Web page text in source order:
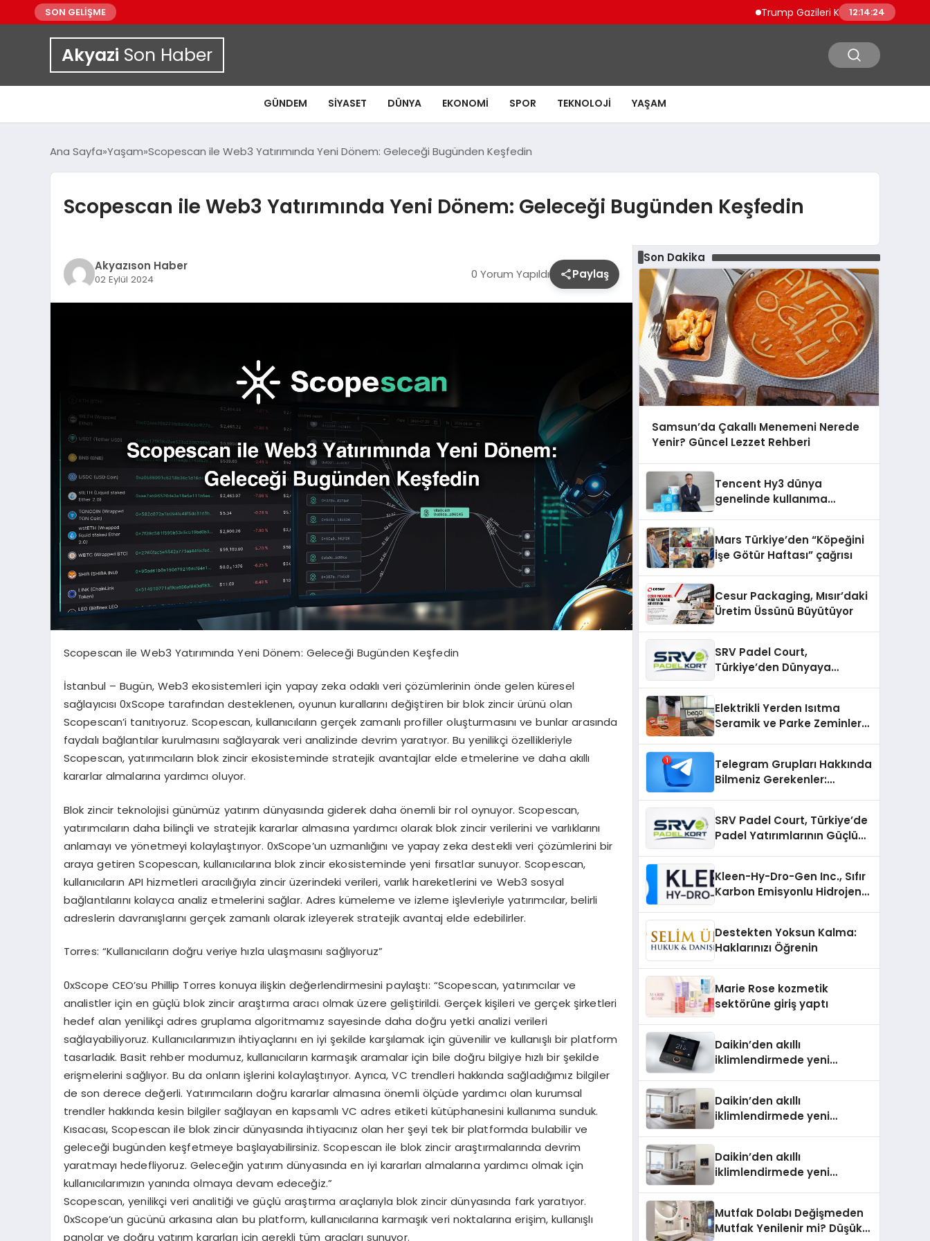
SON GELİŞME Trump Gazileri Kamyon Şoförü
12:14:25
Akyazi Son Haber
GÜNDEM SIYASET DÜNYA EKONOMI SPOR TEKNOLOJI YAŞAM
Ana Sayfa Yaşam Scopescan ile Web3 Yatırımında Yeni Dönem: Geleceği Bugünden Keşfedin
Scopescan ile Web3 Yatırımında Yeni Dönem: Geleceği Bugünden Keşfedin
Akyazıson Haber
02 Eylül 2024 0 Yorum Yapıldı Paylaş
Scopescan ile Web3 Yatırımında Yeni Dönem: Geleceği Bugünden Keşfedin
İstanbul – Bugün, Web3 ekosistemleri için yapay zeka odaklı veri çözümlerinin önde gelen küresel
sağlayıcısı 0xScope tarafından desteklenen, oyunun kurallarını değiştiren bir blok zincir ürünü olan
Scopescan’i tanıtıyoruz. Scopescan, kullanıcıların gerçek zamanlı profiller oluşturmasını ve bunlar arasında
faydalı bağlantılar kurulmasını sağlayarak veri analizinde devrim yaratıyor. Bu yenilikçi özellikleriyle
Scopescan, yatırımcıların blok zincir ekosisteminde stratejik avantajlar elde etmelerine ve daha akıllı
kararlar almalarına yardımcı oluyor.
Blok zincir teknolojisi günümüz yatırım dünyasında giderek daha önemli bir rol oynuyor. Scopescan,
yatırımcıların daha bilinçli ve stratejik kararlar almasına yardımcı olarak blok zincir verilerini ve varlıklarını
anlamayı ve yönetmeyi kolaylaştırıyor. 0xScope’un uzmanlığını ve yapay zeka destekli veri çözümlerini bir
araya getiren Scopescan, kullanıcılarına blok zincir ekosisteminde yeni fırsatlar sunuyor. Scopescan,
kullanıcıların API hizmetleri aracılığıyla zincir üzerindeki verileri, varlık hareketlerini ve Web3 sosyal
bağlantılarını kolayca analiz etmelerini sağlar. Adres kümeleme ve izleme işlevleriyle yatırımcılar, belirli
adreslerin davranışlarını gerçek zamanlı olarak izleyerek stratejik avantaj elde edebilirler.
Torres: “Kullanıcıların doğru veriye hızla ulaşmasını sağlıyoruz”
0xScope CEO’su Phillip Torres konuya ilişkin değerlendirmesini paylaştı: “Scopescan, yatırımcılar ve
analistler için en güçlü blok zincir araştırma aracı olmak üzere geliştirildi. Gerçek kişileri ve gerçek şirketleri
hedef alan yenilikçi adres gruplama algoritmamız sayesinde daha doğru yetki analizi verileri
sağlayabiliyoruz. Kullanıcılarımızın ihtiyaçlarını en iyi şekilde karşılamak için güvenilir ve kullanışlı bir platform
tasarladık. Basit rehber modumuz, kullanıcıların karmaşık aramalar için bile doğru bilgiye hızlı bir şekilde
erişmelerini sağlıyor. Bu da onların işlerini kolaylaştırıyor. Ayrıca, VC trendleri hakkında sağladığımız bilgiler
de son derece değerli. Yatırımcıların doğru kararlar almasına önemli ölçüde yardımcı olan kurumsal
trendler hakkında kesin bilgiler sağlayan en kapsamlı VC adres etiketi kütüphanesini kullanıma sunduk.
Kısacası, Scopescan ile blok zincir dünyasında ihtiyacınız olan her şeyi tek bir platformda bulabilir ve
geleceği bugünden keşfetmeye başlayabilirsiniz. Scopescan ile blok zincir araştırmalarında devrim
yaratmayı hedefliyoruz. Geleceğin yatırım dünyasında en iyi kararları almalarına yardımcı olmak için
kullanıcılarımızın yanında olmaya devam edeceğiz.”
Scopescan, yenilikçi veri analitiği ve güçlü araştırma araçlarıyla blok zincir dünyasında fark yaratıyor.
0xScope’un gücünü arkasına alan bu platform, kullanıcılarına karmaşık veri noktalarına erişim, kullanışlı
panolar ve doğru yatırım kararları için gerekli tüm araçları sunuyor.
Son Dakika
Samsun’da Çakallı Menemeni Nerede
Yenir? Güncel Lezzet Rehberi
Tencent Hy3 dünya
genelinde kullanıma
Mars Türkiye’den “Köpeğini
İşe Götür Haftası” çağrısı
Cesur Packaging, Mısır’daki
Üretim Üssünü Büyütüyor
SRV Padel Court,
Türkiye’den Dünyaya
Elektrikli Yerden Isıtma
Seramik ve Parke Zeminler
Telegram Grupları Hakkında
Bilmeniz Gerekenler:
SRV Padel Court, Türkiye’de
Padel Yatırımlarının Güçlü
Kleen-Hy-Dro-Gen Inc., Sıfır
Karbon Emisyonlu Hidrojen
Aldı
Destekten Yoksun Kalma:
Haklarınızı Öğrenin
Marie Rose kozmetik
sektörüne giriş yaptı
Daikin’den akıllı
iklimlendirmede yeni
Daikin’den akıllı
iklimlendirmede yeni
dostu tasarımıyla öne çıkan
Madoka ailesinin yeni nesil
teknolojilerle donatılmış son
modeli VRV kontrol ünitesi
Madoka Plus Türkiye’de
Daikin’den akıllı
iklimlendirmede yeni
dostu tasarımıyla öne çıkan
Madoka ailesinin yeni nesil
Mutfak Dolabı Değişmeden
Mutfak Yenilenir mi? Düşük